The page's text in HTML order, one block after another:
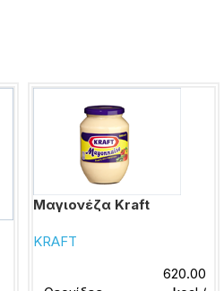
Μαγιονέζα Kraft
KRAFT
620.00